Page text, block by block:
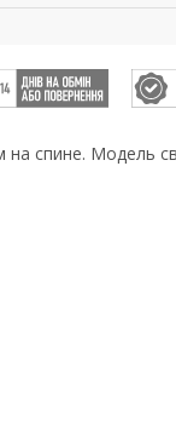
спине. Модель